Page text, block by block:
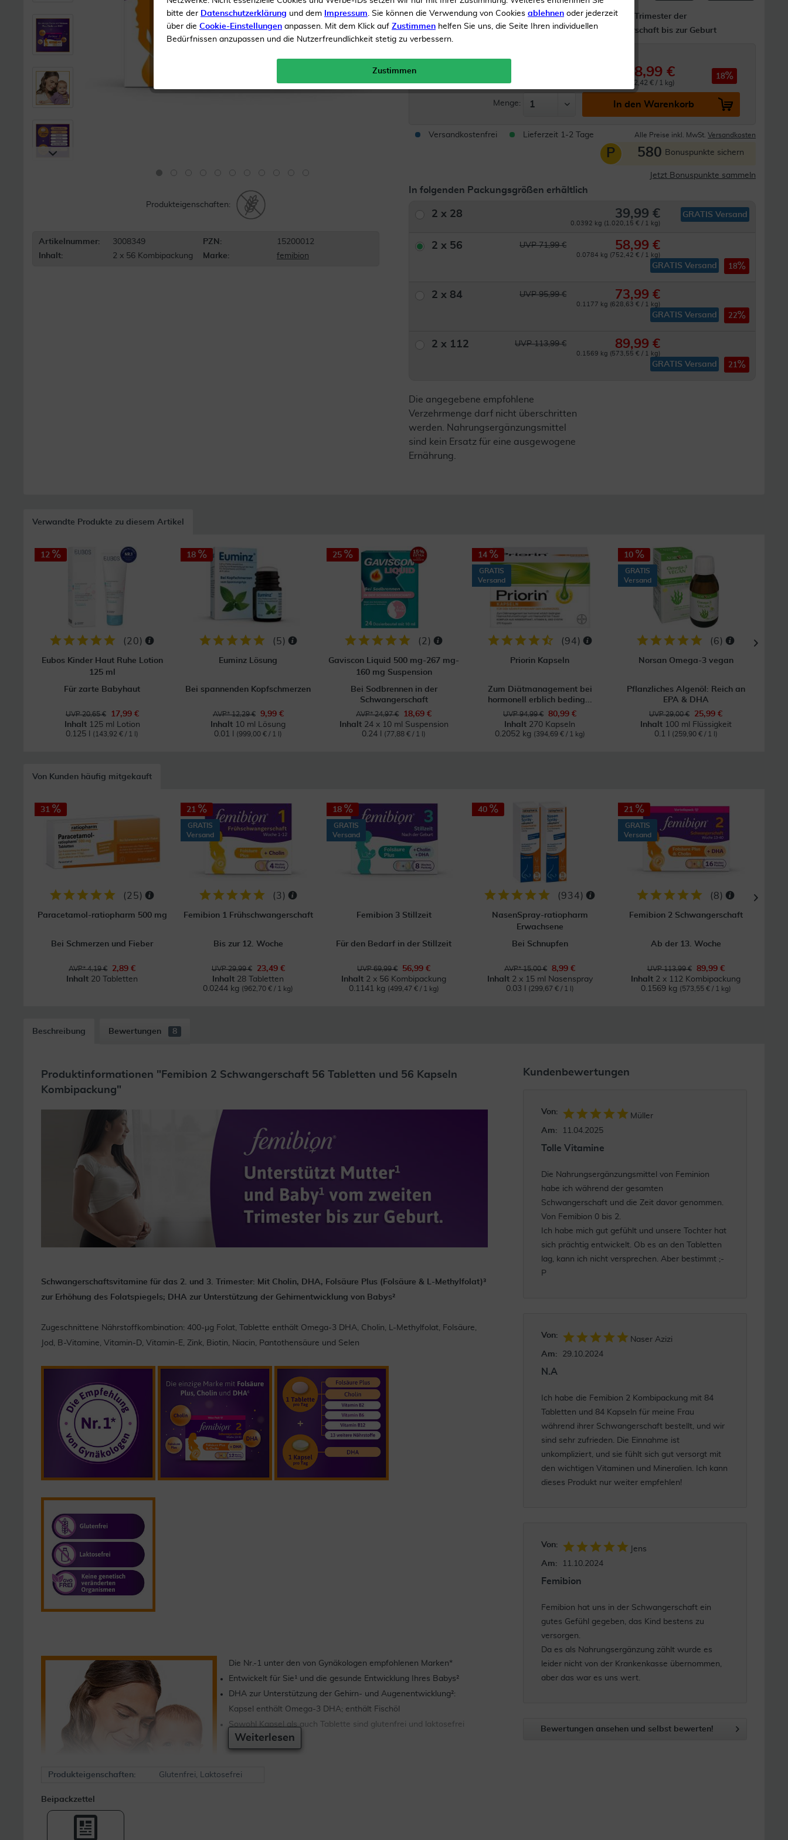
Mit Folsäure & Metafolin®, Eisen,
DHA und Lutein
Ab dem 2. Trimester der
Schwangerschaft bis zur Geburt
Produkteigenschaften:
Artikelnummer: 3008349 PZN:
15200012
Inhalt:
2 x 56 Kombipackung Marke: femibion
Inhalt2 x 56 Kombipackung
58,99 €
0.0784 kg (752,42 € / 1 kg)
18
Menge: In den Warenkorb
Versandkostenfrei Lieferzeit 1-2 Tage Alle Preise inkl. MwSt. Versandkosten
P 580 Bonuspunkte sichern
Jetzt Bonuspunkte sammeln
In folgenden Packungsgrößen erhältlich
2 x 28 39,99 €
0.0392 kg (1.020,15 € / 1 kg)
GRATIS Versand
2 x 56 UVP 71,99 € 58,99 €
0.0784 kg (752,42 € / 1 kg)
GRATIS Versand 18
2 x 84 UVP 95,99 € 73,99 €
0.1177 kg (628,63 € / 1 kg)
GRATIS Versand 22
2 x 112 UVP 113,99 € 89,99 €
0.1569 kg (573,55 € / 1 kg)
GRATIS Versand 21
Die angegebene empfohlene
Verzehrmenge darf nicht überschritten
werden. Nahrungsergänzungsmittel
sind kein Ersatz für eine ausgewogene
Ernährung.
Verwandte Produkte zu diesem Artikel
12
(20)
Eubos Kinder Haut Ruhe Lotion
125 ml
Für zarte Babyhaut
UVP 20,65 €
17,99 €
Inhalt 125 ml Lotion
0.125 l
(143,92 € / 1 l)
18
(5)
Euminz Lösung
Bei spannenden Kopfschmerzen
AVP* 12,29 €
9,99 €
Inhalt 10 ml Lösung
0.01 l
(999,00 € / 1 l)
25
(2 )
Gaviscon Liquid 500 mg-267 mg-
160 mg Suspension
Bei Sodbrennen in der
Schwangerschaft
AVP* 24,97 €
18,69 €
Inhalt 24 x 10 ml Suspension
0.24 l
(77,88 € / 1 l)
14
GRATIS
Versand
(94)
Priorin Kapseln
Zum Diätmanagement bei
hormonell erblich beding...
UVP 94,99 €
80,99 €
Inhalt 270 Kapseln
0.2052 kg (394,69 € / 1 kg)
10
GRATIS
Versand
(6)
Norsan Omega-3 vegan
Pflanzliches Algenöl: Reich an
EPA & DHA
UVP 29,00 €
25,99 €
Inhalt 100 ml Flüssigkeit
0.1 l
(259,90 € / 1 l)
Von Kunden häufig mitgekauft
31
(25)
Paracetamol-ratiopharm 500 mg
Bei Schmerzen und Fieber
AVP* 4,19 €
2,89 €
Inhalt 20 Tabletten
21
GRATIS
Versand
(3)
Femibion 1 Frühschwangerschaft
Bis zur 12. Woche
UVP 29,99 €
23,49 €
Inhalt 28 Tabletten
0.0244 kg (962,70 € / 1 kg)
18
GRATIS
Versand
Femibion 3 Stillzeit
Für den Bedarf in der Stillzeit
UVP 69,99 €
56,99 €
Inhalt 2 x 56 Kombipackung
0.1141 kg (499,47 € / 1 kg)
40
(934)
NasenSpray-ratiopharm
Erwachsene
Bei Schnupfen
AVP* 15,00 €
8,99 €
Inhalt 2 x 15 ml Nasenspray
0.03 l
(299,67 € / 1 l)
21
GRATIS
Versand
(8)
Femibion 2 Schwangerschaft
Ab der 13. Woche
UVP 113,99 €
89,99 €
Inhalt 2 x 112 Kombipackung
0.1569 kg (573,55 € / 1 kg)
Beschreibung Bewertungen 8
Produktinformationen "Femibion 2 Schwangerschaft 56 Tabletten und 56 Kapseln
Kombipackung"
Schwangerschaftsvitamine für das 2. und 3. Trimester: Mit Cholin, DHA, Folsäure Plus (Folsäure & L-Methylfolat)³
zur Erhöhung des Folatspiegels; DHA zur Unterstützung der Gehirnentwicklung von Babys²
Zugeschnittene Nährstoffkombination: 400-µg Folat, Tablette enthält Omega-3 DHA, Cholin, L-Methylfolat, Folsäure,
Jod, B-Vitamine, Vitamin-D, Vitamin-E, Zink, Biotin, Niacin, Pantothensäure und Selen
Die Nr.-1 unter den von Gynäkologen empfohlenen Marken*
Entwickelt für Sie¹ und die gesunde Entwicklung Ihres Babys²
DHA zur Unterstützung der Gehirn- und Augenentwicklung²:
Kapsel enthält Omega-3 DHA; enthält Fischöl
Sowohl Kapsel als auch Tablette sind glutenfrei und laktosefrei
Weiterlesen
Produkteigenschaften: Glutenfrei, Laktosefrei
Beipackzettel
Kundenbewertungen
Von:
Müller
Am:
11.04.2025
Tolle Vitamine
Die Nahrungsergänzungsmittel von Feminion
habe ich während der gesamten
Schwangerschaft und die Zeit davor genommen.
Von Femibion 0 bis 2.
Ich habe mich gut gefühlt und unsere Tochter hat
sich prächtig entwickelt. Ob es an den Tabletten
lag, kann ich nicht versprechen. Aber bestimmt ;-
P
Von:
Naser Azizi
Am:
29.10.2024
N.A
Ich habe die Femibion 2 Kombipackung mit 84
Tabletten und 84 Kapseln für meine Frau
während ihrer Schwangerschaft bestellt, und wir
sind sehr zufrieden. Die Einnahme ist
unkompliziert, und sie fühlt sich gut versorgt mit
den wichtigen Vitaminen und Mineralien. Ich kann
dieses Produkt nur weiter empfehlen!
Von:
Jens
Am:
11.10.2024
Femibion
Femibion hat uns in der Schwangerschaft ein
gutes Gefühl gegeben, das Kind bestens zu
versorgen.
Da es als Nahrungsergänzung zählt wurde es
leider nicht von der Krankenkasse übernommen,
aber das war es uns wert.
Bewertungen ansehen und selbst bewerten!
bitte der Datenschutzerklärung und dem Impressum. Sie können die Verwendung von Cookies ablehnen oder jederzeit
über die Cookie-Einstellungen anpassen. Mit dem Klick auf Zustimmen helfen Sie uns, die Seite Ihren individuellen
Bedürfnissen anzupassen und die Nutzerfreundlichkeit stetig zu verbessern.
Zustimmen